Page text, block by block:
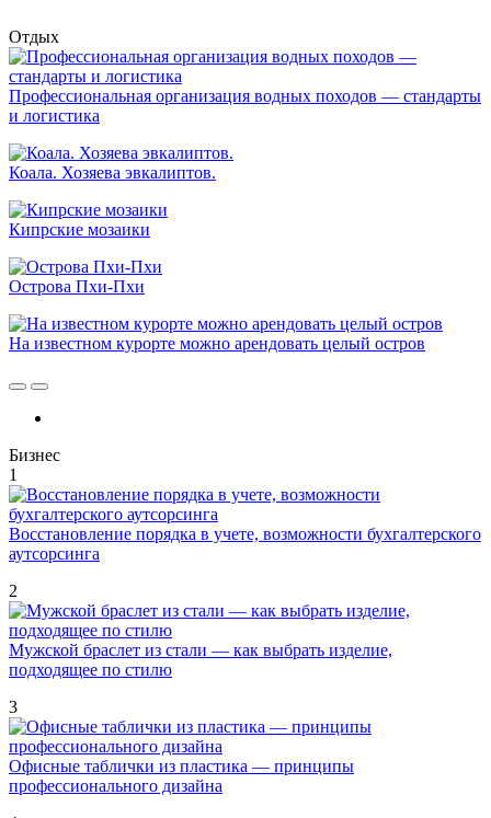
Отдых
Профессиональная организация водных походов — стандарты
и логистика
Коала. Хозяева эвкалиптов.
Кипрские мозаики
Острова Пхи-Пхи
На известном курорте можно арендовать целый остров
Бизнес
1
Восстановление порядка в учете, возможности бухгалтерского
аутсорсинга
2
Мужской браслет из стали — как выбрать изделие,
подходящее по стилю
3
Офисные таблички из пластика — принципы
профессионального дизайна